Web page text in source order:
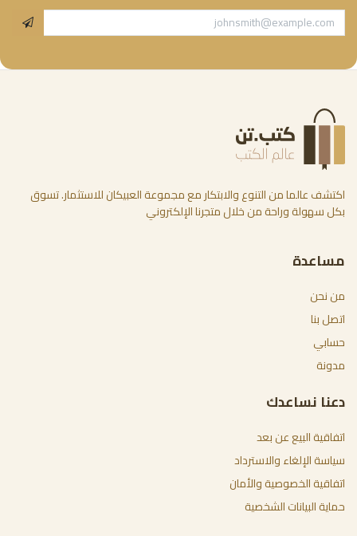
اكتشف عالما من التنوع والابتكار مع مجموعة العبيكان للاستثمار. تسوق
بكل سهولة وراحة من خلال متجرنا الإلكتروني
مساعدة
من نحن
اتصل بنا
حسابي
مدونة
دعنا نساعدك
اتفاقية البيع عن بعد
سياسة الإلغاء والاسترداد
اتفاقية الخصوصية والأمان
حماية البيانات الشخصية